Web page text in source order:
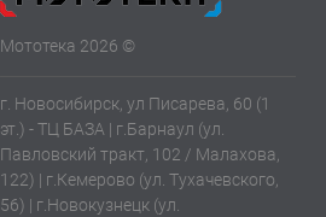
Мототека 2026 ©
г. Новосибирск, ул Писарева, 60 (1
эт.) - ТЦ БАЗА | г.Барнаул (ул.
Павловский тракт, 102 / Малахова,
122) | г.Кемерово (ул. Тухачевского,
56) | г.Новокузнецк (ул.